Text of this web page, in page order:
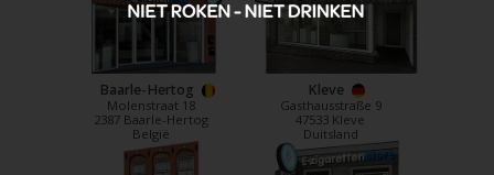
Baarle-Hertog
Molenstraat 18
2387 Baarle-Hertog
België
Kleve
Gasthausstraße 9
47533 Kleve
Duitsland